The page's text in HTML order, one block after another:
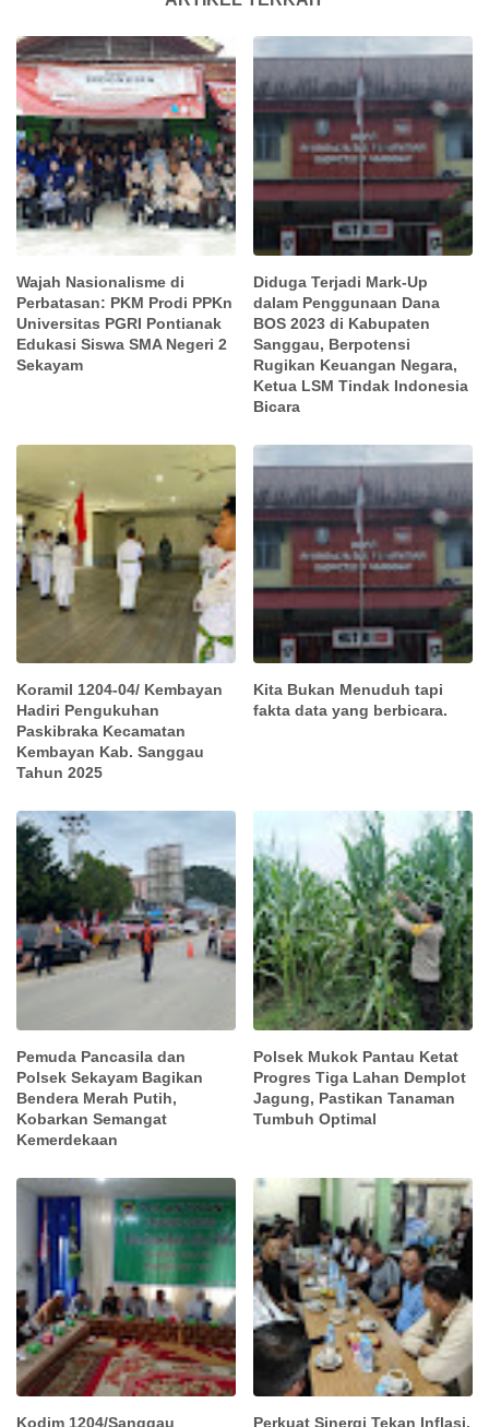
Wajah Nasionalisme di
Perbatasan: PKM Prodi PPKn
Universitas PGRI Pontianak
Edukasi Siswa SMA Negeri 2
Sekayam
Diduga Terjadi Mark-Up
dalam Penggunaan Dana
BOS 2023 di Kabupaten
Sanggau, Berpotensi
Rugikan Keuangan Negara,
Ketua LSM Tindak Indonesia
Bicara
Koramil 1204-04/ Kembayan
Hadiri Pengukuhan
Paskibraka Kecamatan
Kembayan Kab. Sanggau
Tahun 2025
Kita Bukan Menuduh tapi
fakta data yang berbicara.
Pemuda Pancasila dan
Polsek Sekayam Bagikan
Bendera Merah Putih,
Kobarkan Semangat
Kemerdekaan
Polsek Mukok Pantau Ketat
Progres Tiga Lahan Demplot
Jagung, Pastikan Tanaman
Tumbuh Optimal
Kodim 1204/Sanggau
Perkuat Sinergi Tekan Inflasi,